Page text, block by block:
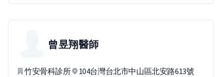
曾昱翔醫師
竹安骨科診所 104台灣台北市中山區北安路613號